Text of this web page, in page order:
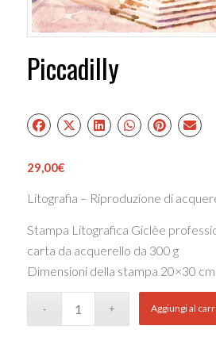
Piccadilly
29,00€
Litografia – Riproduzione di
Stampa Litografica Giclèe
carta da acquerello da 300 g
Dimensioni della stampa 20×30 cm
Aggiungi al